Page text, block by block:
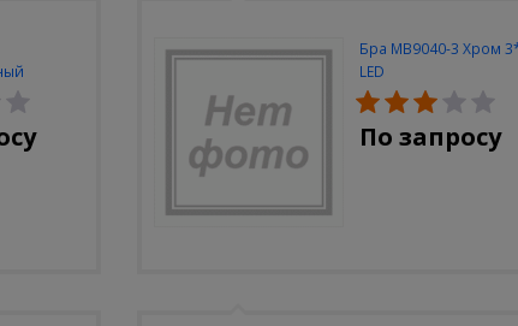
E130-T4-
Бра MB9040-3 Хром
LED
По запросу